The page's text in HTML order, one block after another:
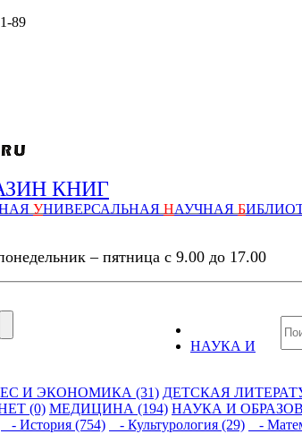
89
КНИГ
УНИВЕРСАЛЬНАЯ НАУЧНАЯ Б
– пятница с 9.00 до 17.00
НАУКА И
И ЭКОНОМИКА (31) ДЕТСКАЯ
(0) МЕДИЦИНА (194) НАУКА И
- История (754) - Культурология (29) -